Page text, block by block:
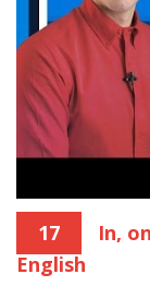
17
In,
English